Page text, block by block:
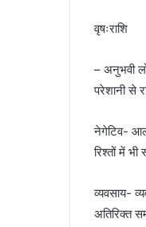
वृषःराशि
– अनुभवी
परेशानी से
नेगेटिव-
रिश्तों में
व्यवसाय-
अतिरिक्त